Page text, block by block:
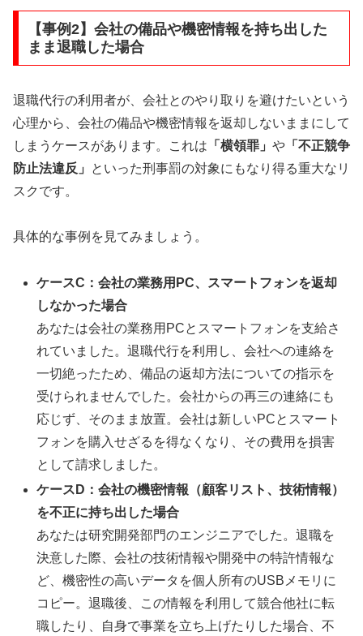
【事例2】会社の備品や機密情報を持ち出した
まま退職した場合
退職代行の利用者が、会社とのやり取りを避けたいという
心理から、会社の備品や機密情報を返却しないままにして
しまうケースがあります。これは 「横領罪」 や 「不正競争
防止法違反」
といった刑事罰の対象にもなり得る重大なリ
スクです。
具体的な事例を見てみましょう。
ケースC：会社の業務用PC、スマートフォンを返却
しなかった場合
あなたは会社の業務用PCとスマートフォンを支給さ
れていました。退職代行を利用し、会社への連絡を
一切絶ったため、備品の返却方法についての指示を
受けられませんでした。会社からの再三の連絡にも
応じず、そのまま放置。会社は新しいPCとスマート
フォンを購入せざるを得なくなり、その費用を損害
として請求しました。
ケースD：会社の機密情報（顧客リスト、技術情報）
を不正に持ち出した場合
あなたは研究開発部門のエンジニアでした。退職を
決意した際、会社の技術情報や開発中の特許情報な
ど、機密性の高いデータを個人所有のUSBメモリに
コピー。退職後、この情報を利用して競合他社に転
職したり、自身で事業を立ち上げたりした場合、不